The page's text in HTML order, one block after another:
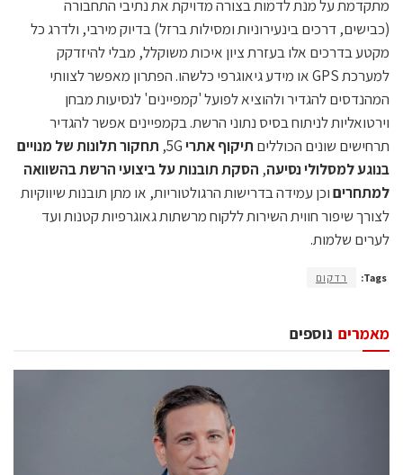
מתקדמת על מנת לדמות בצורה מדויקת את נתיבי התחבורה
(כבישים, דרכים בינעירוניות ומסילות ברזל) בדיוק מירבי, ולדרג כל
מקטע בדרכים אלו בעזרת ציון איכות משוקלל, מבלי להיזדקק
למערכת GPS או מידע גיאוגרפי כלשהו. הפתרון מאפשר לצוותי
המהנדסים להגדיר ולהוציא לפועל 'קמפיינים' לנסיעות מבחן
וירטואליות לניתוח בסיס נתוני הרשת. בקמפיינים אפשר להגדיר
תרחישים שונים הכוללים תיקוף אתרי5G, תחקור תלונות של מנויים
בנוגע למסלולי נסיעה, הסקת תובנות על ביצועי הרשת בהשוואה
למתחריםוכן עמידה בדרישות הרגולטוריות, או מתן תובנות שיווקיות
לצורך שיפור חווית השירות ללקוח מרשתות גאוגרפיות קטנות ועד
לערים שלמות.
Tags: רדקום
נוספים מאמרים